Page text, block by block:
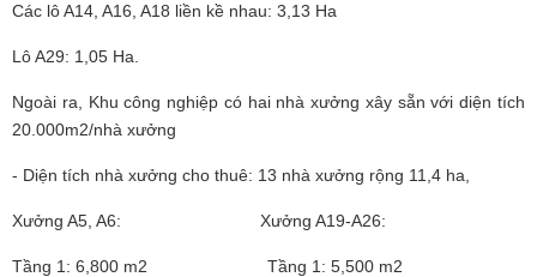
Các lô A14, A16, A18 liền kề nhau: 3,13 Ha
Lô A29: 1,05 Ha.
Ngoài ra, Khu công nghiệp có hai nhà xưởng xây sẵn với diện tích
20.000m2/nhà xưởng
- Diện tích nhà xưởng cho thuê: 13 nhà xưởng rộng 11,4 ha,
Xưởng A5, A6: Xưởng A19-A26:
Tầng 1: 6,800 m2 Tầng 1: 5,500 m2